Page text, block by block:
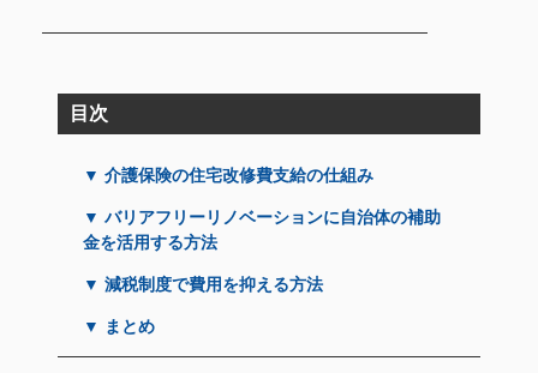
目次
▼ 介護保険の住宅改修費支給の仕組み
▼ バリアフリーリノベーションに自治体の補助
金を活用する方法
▼ 減税制度で費用を抑える方法
▼ まとめ